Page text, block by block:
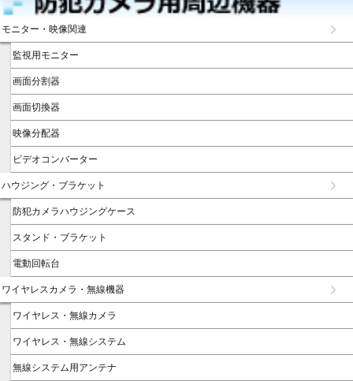
モニター・映像関連
監視用モニター
画面分割器
画面切換器
映像分配器
ビデオコンバーター
ハウジング・ブラケット
防犯カメラハウジングケース
スタンド・ブラケット
電動回転台
ワイヤレスカメラ・無線機器
ワイヤレス・無線カメラ
ワイヤレス・無線システム
無線システム用アンテナ